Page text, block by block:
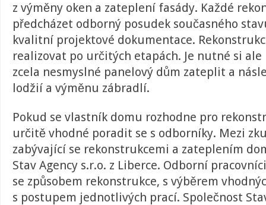
z výměny oken a zateplení fasády. Každé
předcházet odborný posudek současného
kvalitní projektové dokumentace.
realizovat po určitých etapách. Je nutné si
zcela nesmyslné panelový dům zateplit a
lodžií a výměnu zábradlí.
Pokud se vlastník domu rozhodne pro
určitě vhodné poradit se s odborníky. Mezi
zabývající se rekonstrukcemi a zateplením
Stav Agency s.r.o. z Liberce. Odborní
se způsobem rekonstrukce, s výběrem
s postupem jednotlivých prací. Společnost